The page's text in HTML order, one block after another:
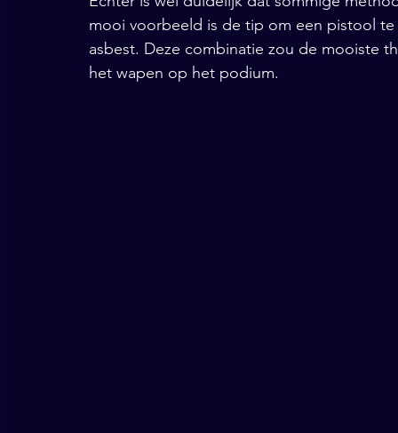
mooi voorbeeld is de tip om een pistool
asbest. Deze combinatie zou de mooiste
het wapen op het podium.